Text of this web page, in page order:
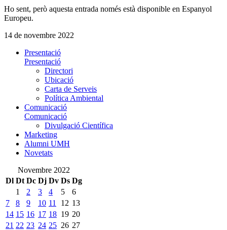
Ho sent, però aquesta entrada només està disponible en Espanyol
Europeu.
14 de novembre 2022
Presentació
Presentació
Directori
Ubicació
Carta de Serveis
Política Ambiental
Comunicació
Comunicació
Divulgació Científica
Marketing
Alumni UMH
Novetats
Novembre 2022
Dl Dt Dc Dj Dv Ds Dg
1
2 3 4 5
6
7
8 9 10 11 12 13
14 15 16 17 18 19 20
21 22 23 24 25 26 27